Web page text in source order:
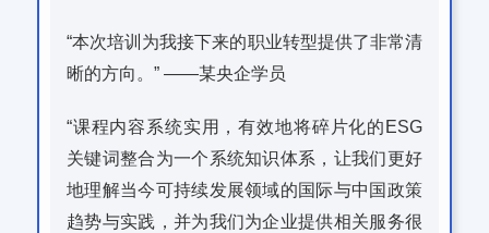
“本次培训为我接下来的职业转型提供了非常清
晰的方向。” ——某央企学员
“课程内容系统实用，有效地将碎片化的ESG
关键词整合为一个系统知识体系，让我们更好
地理解当今可持续发展领域的国际与中国政策
趋势与实践，并为我们为企业提供相关服务很